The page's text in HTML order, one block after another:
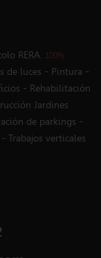
RERA. 100%
de luces - Pintura -
- Rehabilitación
Jardines
de parkings -
- Trabajos verticales